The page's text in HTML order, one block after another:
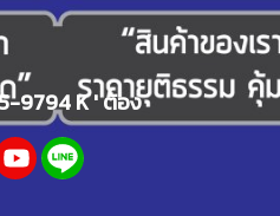
9794K ' ต้อง